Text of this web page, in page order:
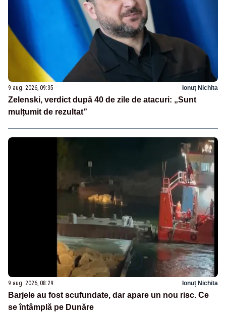
9 aug. 2026, 09:35 Ionuț Nichita
Zelenski, verdict după 40 de zile de atacuri: „Sunt
mulțumit de rezultat”
9 aug. 2026, 08:29 Ionuț Nichita
Barjele au fost scufundate, dar apare un nou risc. Ce
se întâmplă pe Dunăre